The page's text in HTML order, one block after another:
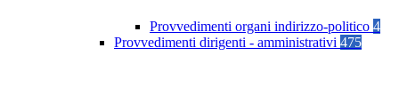
Provvedimenti organi indirizzo-politico 4
Provvedimenti dirigenti - amministrativi 475